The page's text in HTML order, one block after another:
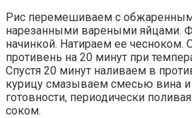
Рис перемешиваем с
нарезанными вареными яйцами.
начинкой. Натираем ее чесноком.
противень на 20 минут при
Спустя 20 минут наливаем в
курицу смазываем смесью вина
готовности, периодически
соком.